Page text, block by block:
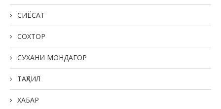
СИЁСАТ
СОХТОР
СУХАНИ МОНДАГОР
ТАҲЛИЛ
ХАБАР